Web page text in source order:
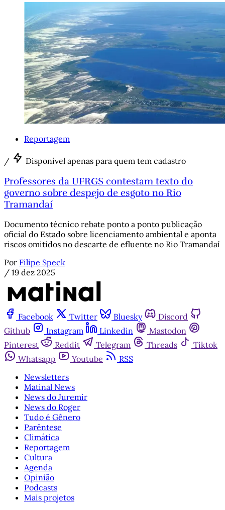
Reportagem
/ Disponível apenas para quem tem cadastro
Professores da UFRGS contestam texto do
governo sobre despejo de esgoto no Rio
Tramandaí
Documento técnico rebate ponto a ponto publicação
oficial do Estado sobre licenciamento ambiental e aponta
riscos omitidos no descarte de efluente no Rio Tramandaí
Por Filipe Speck
/ 19 dez 2025
Facebook Twitter Bluesky
Discord
Github
Instagram Linkedin
Mastodon
Pinterest
Reddit Telegram Threads
Tiktok
Whatsapp
Youtube
RSS
Newsletters
Matinal News
News do Juremir
News do Roger
Tudo é Gênero
Parêntese
Climática
Reportagem
Cultura
Agenda
Opinião
Podcasts
Mais projetos